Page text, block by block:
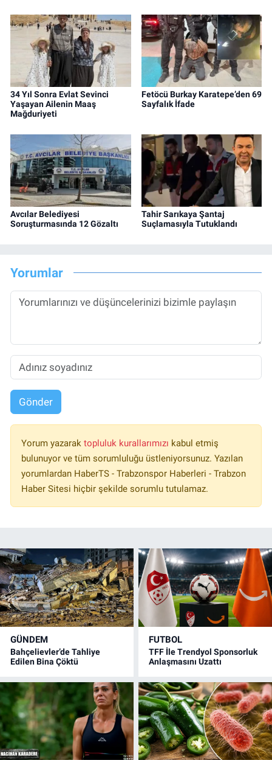
34 Yıl Sonra Evlat Sevinci
Yaşayan Ailenin Maaş
Mağduriyeti
Fetöcü Burkay Karatepe’den 69
Sayfalık İfade
Avcılar Belediyesi
Soruşturmasında 12 Gözaltı
Tahir Sarıkaya Şantaj
Suçlamasıyla Tutuklandı
Yorumlar
Gönder
Yorum yazarak topluluk kurallarımızı kabul etmiş
bulunuyor ve tüm sorumluluğu üstleniyorsunuz. Yazılan
yorumlardan HaberTS - Trabzonspor Haberleri - Trabzon
Haber Sitesi hiçbir şekilde sorumlu tutulamaz.
GÜNDEM
Bahçelievler’de Tahliye
Edilen Bina Çöktü
FUTBOL
TFF İle Trendyol Sponsorluk
Anlaşmasını Uzattı